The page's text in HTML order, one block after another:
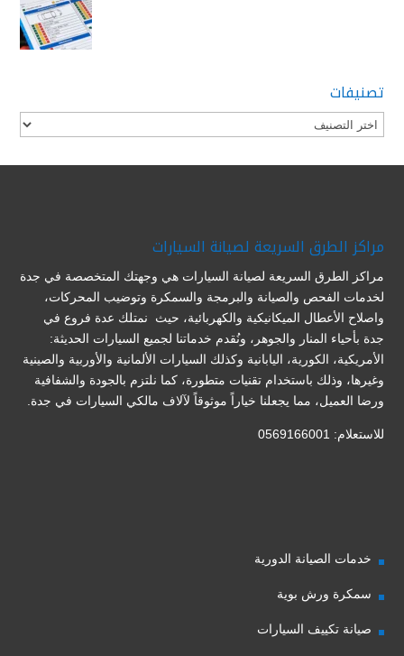
تصنيفات
تصنيفات
مراكز الطرق السريعة لصيانة السيارات
مراكز الطرق السريعة لصيانة السيارات هي وجهتك المتخصصة في جدة
لخدمات الفحص والصيانة والبرمجة والسمكرة وتوضيب المحركات،
واصلاح الأعطال الميكانيكية والكهربائية، حيث نمتلك عدة فروع في
جدة بأحياء المنار والجوهر، ونُقدم خدماتنا لجميع السيارات الحديثة:
الأمريكية، الكورية، اليابانية وكذلك السيارات الألمانية والأوربية والصينية
وغيرها، وذلك باستخدام تقنيات متطورة، كما نلتزم بالجودة والشفافية
ورضا العميل، مما يجعلنا خياراً موثوقاً لآلاف مالكي السيارات في جدة.
للاستعلام: 0569166001
خدمات الصيانة الدورية
سمكرة ورش بوية
صيانة تكييف السيارات